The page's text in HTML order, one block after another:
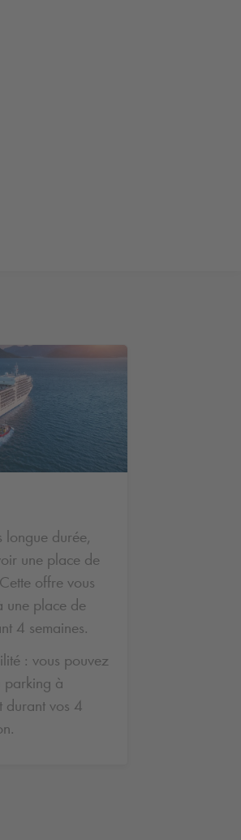
longue durée,
une place de
offre vous
une place de
4 semaines.
: vous pouvez
parking à
durant vos 4